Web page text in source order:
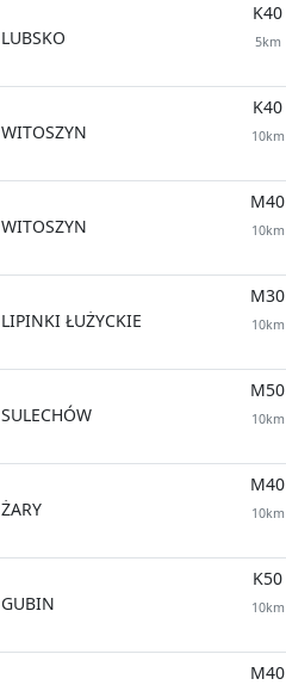
LUBSKO
K40
5km
WITOSZYN
K40
10km
WITOSZYN
M40
10km
LIPINKI ŁUŻYCKIE
M30
10km
SULECHÓW
M50
10km
ŻARY
M40
10km
GUBIN
K50
10km
M40